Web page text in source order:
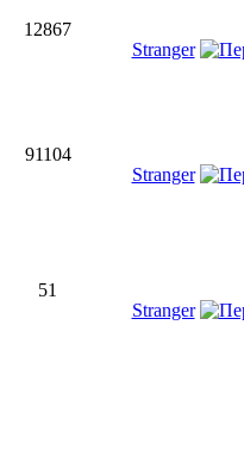
12867
Stranger
91104
Stranger
51
Stranger